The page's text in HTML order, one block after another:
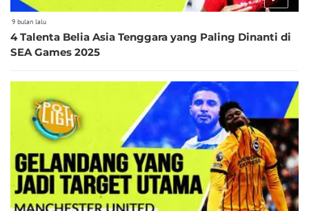
9 bulan lalu
4 Talenta Belia Asia Tenggara yang Paling Dinanti di
SEA Games 2025